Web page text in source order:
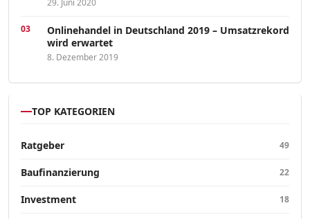
29. Juni 2020
Onlinehandel in Deutschland 2019 – Umsatzrekord
wird erwartet
8. Dezember 2019
TOP KATEGORIEN
Ratgeber 49
Baufinanzierung 22
Investment 18